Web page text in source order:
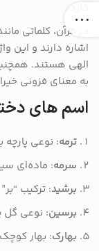
در قرآن، کلماتی
اشاره دارند و این
الهی هستند.
به معنای فزونی
اسم های
ترمه: نوعی
سرمه: ماده‌ای
برشید: ترکیب
برسین: نوعی گل
بهارک: بهار